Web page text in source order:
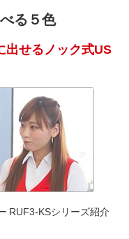
る５色
出せるノック式US
RUF3-KSシリーズ紹介